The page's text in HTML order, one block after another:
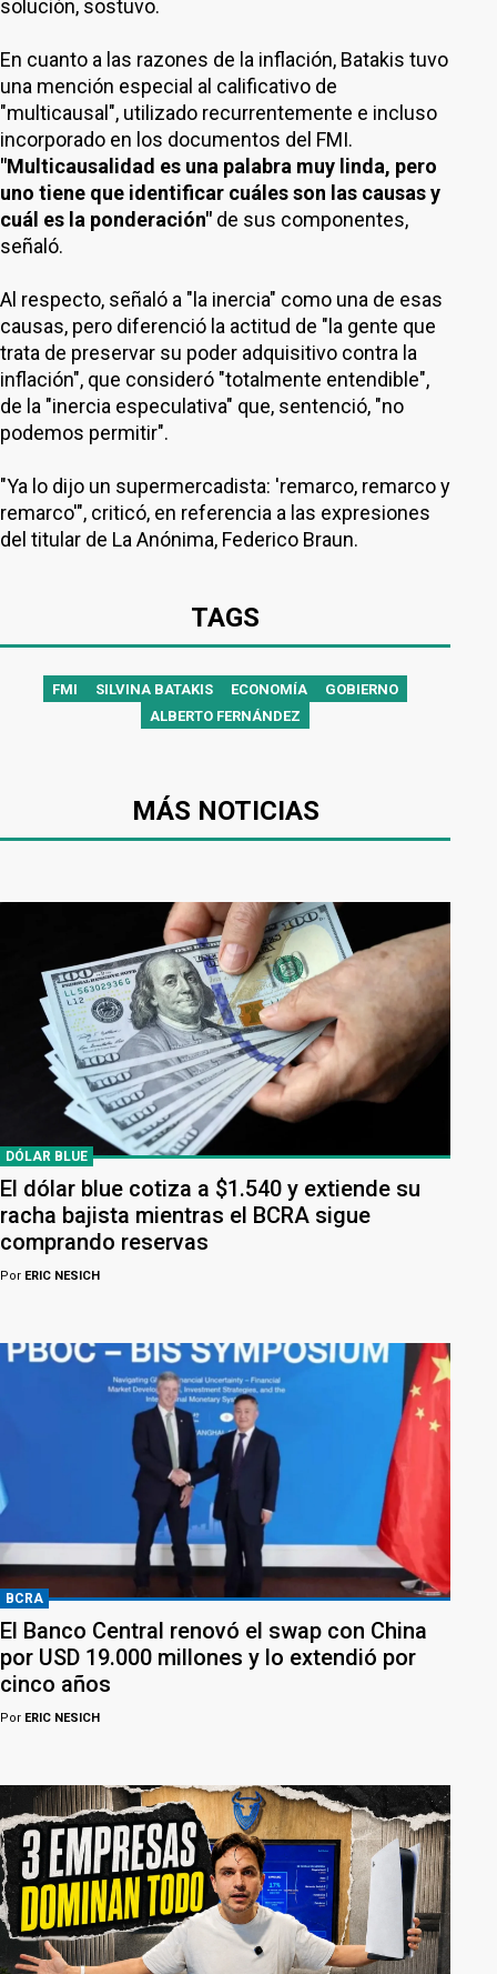
solución, sostuvo.
En cuanto a las razones de la inflación, Batakis tuvo
una mención especial al calificativo de
"multicausal", utilizado recurrentemente e incluso
incorporado en los documentos del FMI.
"Multicausalidad es una palabra muy linda, pero
uno tiene que identificar cuáles son las causas y
cuál es la ponderación" de sus componentes,
señaló.
Al respecto, señaló a "la inercia" como una de esas
causas, pero diferenció la actitud de "la gente que
trata de preservar su poder adquisitivo contra la
inflación", que consideró "totalmente entendible",
de la "inercia especulativa" que, sentenció, "no
podemos permitir".
"Ya lo dijo un supermercadista: 'remarco, remarco y
remarco'", criticó, en referencia a las expresiones
del titular de La Anónima, Federico Braun.
TAGS
FMI SILVINA BATAKIS ECONOMÍA
GOBIERNO
ALBERTO FERNÁNDEZ
MÁS NOTICIAS
DÓLAR BLUE
El dólar blue cotiza a $1.540 y extiende su
racha bajista mientras el BCRA sigue
comprando reservas
Por ERIC NESICH
BCRA
El Banco Central renovó el swap con China
por USD 19.000 millones y lo extendió por
cinco años
Por ERIC NESICH